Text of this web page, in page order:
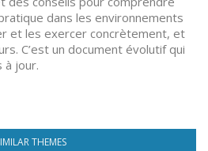
dans les environnements
et les exercer concrètement, et
C’est un document évolutif qui
à jour.
THEMES